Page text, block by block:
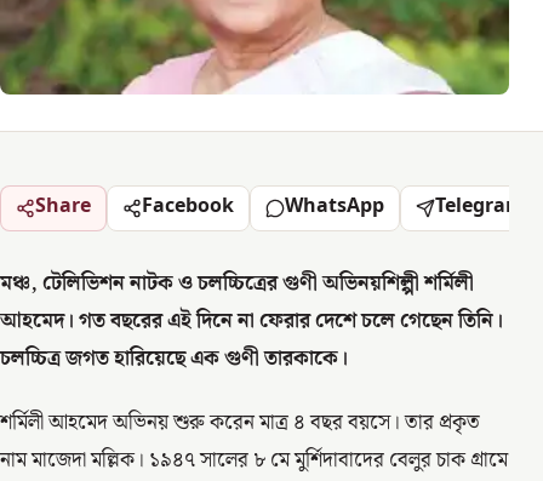
Share Facebook WhatsApp Telegram
মঞ্চ, টেলিভিশন নাটক ও চলচ্চিত্রের গুণী অভিনয়শিল্পী শর্মিলী
আহমেদ। গত বছরের এই দিনে না ফেরার দেশে চলে গেছেন তিনি।
চলচ্চিত্র জগত হারিয়েছে এক গুণী তারকাকে।
শর্মিলী আহমেদ অভিনয় শুরু করেন মাত্র ৪ বছর বয়সে। তার প্রকৃত
নাম মাজেদা মল্লিক। ১৯৪৭ সালের ৮ মে মুর্শিদাবাদের বেলুর চাক গ্রামে